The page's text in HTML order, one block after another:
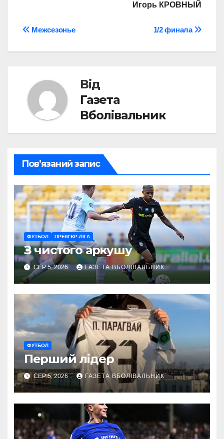
Игорь КРОВНЫЙ
Навігація
записів
1/2 финала
Межсезонье
Від
Газета
Вболівальник
Пов’язаний запис
ФУТБОЛ ПРЕМ’ЄР-ЛІГА
З чистого аркушу
СЕР 5, 2026 ГАЗЕТА ВБОЛІВАЛЬНИК
ФУТБОЛ
Перший лідер
СЕР 5, 2026 ГАЗЕТА ВБОЛІВАЛЬНИК